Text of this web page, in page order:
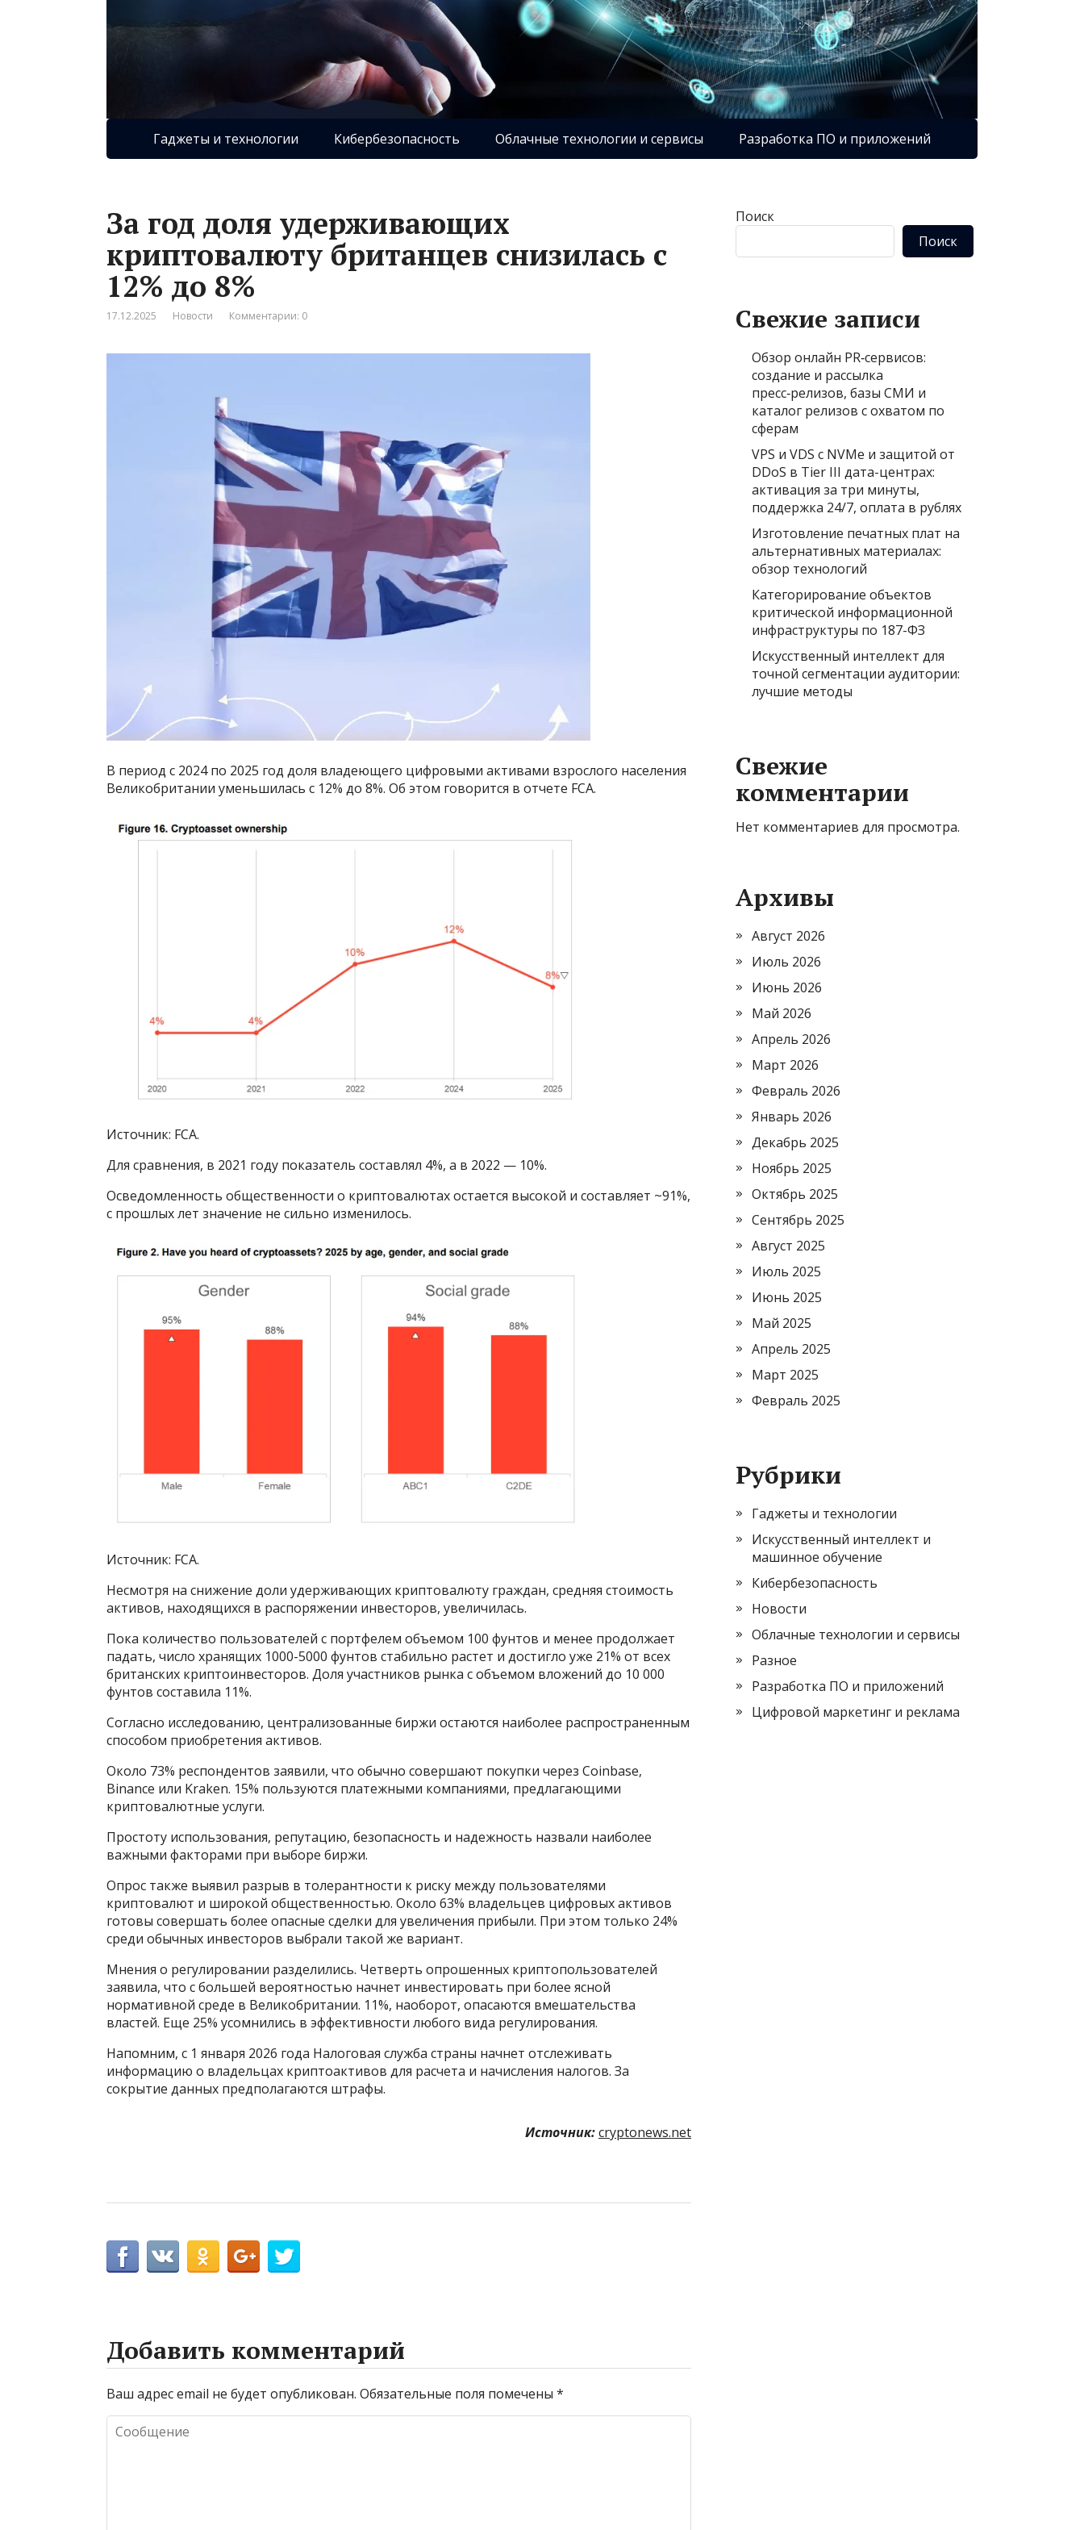
Гаджеты и технологии Кибербезопасность Облачные технологии и сервисы Разработка ПО и приложений
За год доля удерживающих
криптовалюту британцев снизилась с
12% до 8%
17.12.2025 Новости Комментарии: 0
В период с 2024 по 2025 год доля владеющего цифровыми активами взрослого населения
Великобритании уменьшилась с 12% до 8%. Об этом говорится в отчете FCA.
Источник: FCA.
Для сравнения, в 2021 году показатель составлял 4%, а в 2022 — 10%.
Осведомленность общественности о криптовалютах остается высокой и составляет ~91%,
с прошлых лет значение не сильно изменилось.
Источник: FCA.
Несмотря на снижение доли удерживающих криптовалюту граждан, средняя стоимость
активов, находящихся в распоряжении инвесторов, увеличилась.
Пока количество пользователей с портфелем объемом 100 фунтов и менее продолжает
падать, число хранящих 1000-5000 фунтов стабильно растет и достигло уже 21% от всех
британских криптоинвесторов. Доля участников рынка с объемом вложений до 10 000
фунтов составила 11%.
Согласно исследованию, централизованные биржи остаются наиболее распространенным
способом приобретения активов.
Около 73% респондентов заявили, что обычно совершают покупки через Coinbase,
Binance или Kraken. 15% пользуются платежными компаниями, предлагающими
криптовалютные услуги.
Простоту использования, репутацию, безопасность и надежность назвали наиболее
важными факторами при выборе биржи.
Опрос также выявил разрыв в толерантности к риску между пользователями
криптовалют и широкой общественностью. Около 63% владельцев цифровых активов
готовы совершать более опасные сделки для увеличения прибыли. При этом только 24%
среди обычных инвесторов выбрали такой же вариант.
Мнения о регулировании разделились. Четверть опрошенных криптопользователей
заявила, что с большей вероятностью начнет инвестировать при более ясной
нормативной среде в Великобритании. 11%, наоборот, опасаются вмешательства
властей. Еще 25% усомнились в эффективности любого вида регулирования.
Напомним, с 1 января 2026 года Налоговая служба страны начнет отслеживать
информацию о владельцах криптоактивов для расчета и начисления налогов. За
сокрытие данных предполагаются штрафы.
Источник:cryptonews.net
Добавить комментарий
Ваш адрес email не будет опубликован. Обязательные поля помечены *
Поиск
Поиск
Свежие записи
Обзор онлайн PR‑сервисов:
создание и рассылка
пресс‑релизов, базы СМИ и
каталог релизов с охватом по
сферам
VPS и VDS с NVMe и защитой от
DDoS в Tier III дата-центрах:
активация за три минуты,
поддержка 24/7, оплата в рублях
Изготовление печатных плат на
альтернативных материалах:
обзор технологий
Категорирование объектов
критической информационной
инфраструктуры по 187-ФЗ
Искусственный интеллект для
точной сегментации аудитории:
лучшие методы
Свежие
комментарии
Нет комментариев для просмотра.
Архивы
Август 2026
Июль 2026
Июнь 2026
Май 2026
Апрель 2026
Март 2026
Февраль 2026
Январь 2026
Декабрь 2025
Ноябрь 2025
Октябрь 2025
Сентябрь 2025
Август 2025
Июль 2025
Июнь 2025
Май 2025
Апрель 2025
Март 2025
Февраль 2025
Рубрики
Гаджеты и технологии
Искусственный интеллект и
машинное обучение
Кибербезопасность
Новости
Облачные технологии и сервисы
Разное
Разработка ПО и приложений
Цифровой маркетинг и реклама